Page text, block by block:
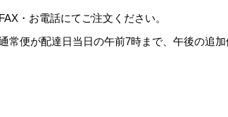
・お電話にてご注文ください。
常便が配達日当日の午前7時まで、午後の追加